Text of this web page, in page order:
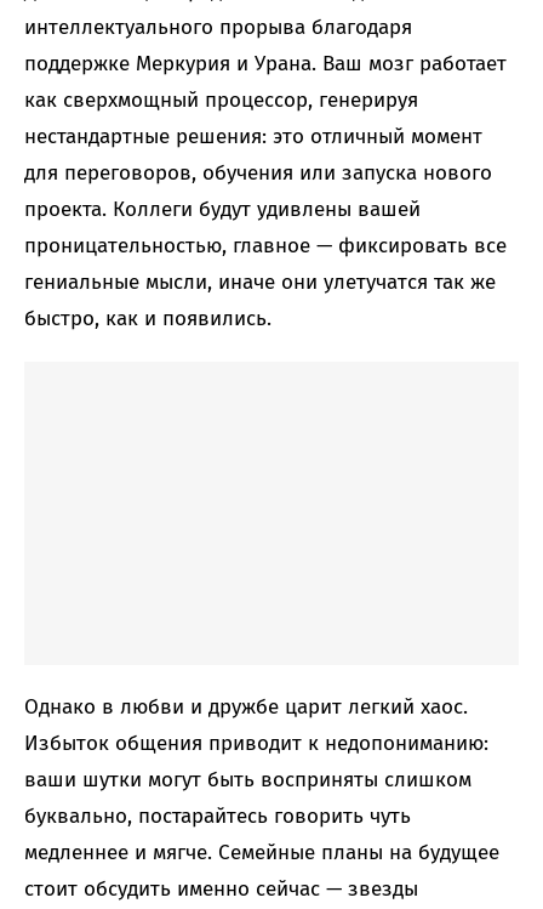
интеллектуального прорыва благодаря
поддержке Меркурия и Урана. Ваш мозг работает
как сверхмощный процессор, генерируя
нестандартные решения: это отличный момент
для переговоров, обучения или запуска нового
проекта. Коллеги будут удивлены вашей
проницательностью, главное — фиксировать все
гениальные мысли, иначе они улетучатся так же
быстро, как и появились.
Однако в любви и дружбе царит легкий хаос.
Избыток общения приводит к недопониманию:
ваши шутки могут быть восприняты слишком
буквально, постарайтесь говорить чуть
медленнее и мягче. Семейные планы на будущее
стоит обсудить именно сейчас — звезды